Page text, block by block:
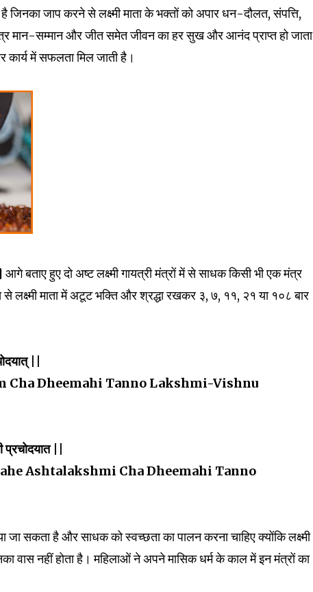
जिनका जाप करने से लक्ष्मी माता के भक्तों को अपार धन-दौलत, संपत्ति,
मान-सम्मान और जीत समेत जीवन का हर सुख और आनंद प्राप्त हो जाता
में सफलता मिल जाती है।
आगे बताए हुए दो अष्ट लक्ष्मी गायत्री मंत्रों में से साधक किसी भी एक मंत्र
माता में अटूट भक्ति और श्रद्धा रखकर ३, ७, ११, २१ या १०८ बार
||
Cha Dheemahi Tanno Lakshmi-Vishnu
प्रचोदयात ||
Ashtalakshmi Cha Dheemahi Tanno
सकता है और साधक को स्वच्छता का पालन करना चाहिए क्योंकि लक्ष्मी
वास नहीं होता है। महिलाओं ने अपने मासिक धर्म के काल में इन मंत्रों का